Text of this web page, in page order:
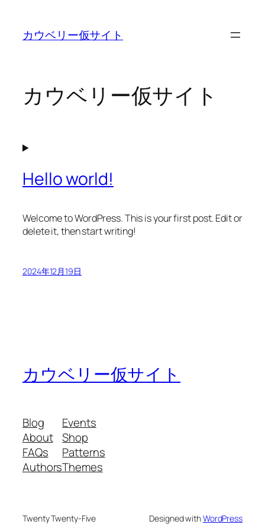
カウベリー仮サイト
カウベリー仮サイト
Hello world!
Welcome to WordPress. This is your first post. Edit or
delete it, then start writing!
2024年12月19日
カウベリー仮サイト
Blog
About
FAQs
Authors
Events
Shop
Patterns
Themes
Twenty Twenty-Five Designed withWordPress